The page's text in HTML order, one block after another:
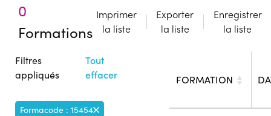
0
Formations
Imprimer
la liste
Exporter
la liste
Enregistrer
la liste
Filtres
appliqués
Tout
effacer
Formacode : 15454
FORMATION